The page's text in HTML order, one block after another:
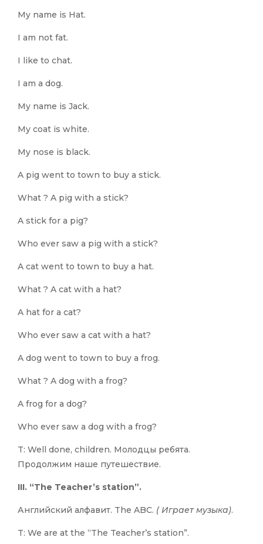
My name is Hat.
I am not fat.
I like to chat.
I am a dog.
My name is Jack.
My coat is white.
My nose is black.
A pig went to town to buy a stick.
What ? A pig with a stick?
A stick for a pig?
Who ever saw a pig with a stick?
A cat went to town to buy a hat.
What ? A cat with a hat?
A hat for a cat?
Who ever saw a cat with a hat?
A dog went to town to buy a frog.
What ? A dog with a frog?
A frog for a dog?
Who ever saw a dog with a frog?
T: Well done, children. Молодцы ребята.
Продолжим наше путешествие.
III. “The Teacher’s station”.
Английский алфавит. The ABC. ( Играет музыка).
T: We are at the “The Teacher’s station”.